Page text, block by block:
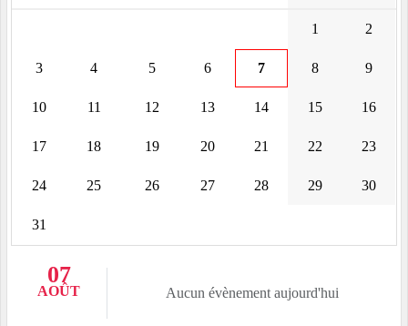
1 2
3 4 5 6 7 8 9
10 11 12 13 14 15 16
17 18 19 20 21 22 23
24 25 26 27 28 29 30
31
07
AOÛT Aucun évènement aujourd'hui